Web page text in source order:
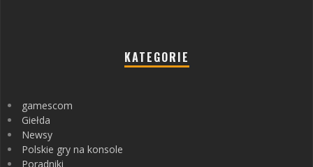
KATEGORIE
gamescom
Giełda
Newsy
Polskie gry na konsole
Poradniki